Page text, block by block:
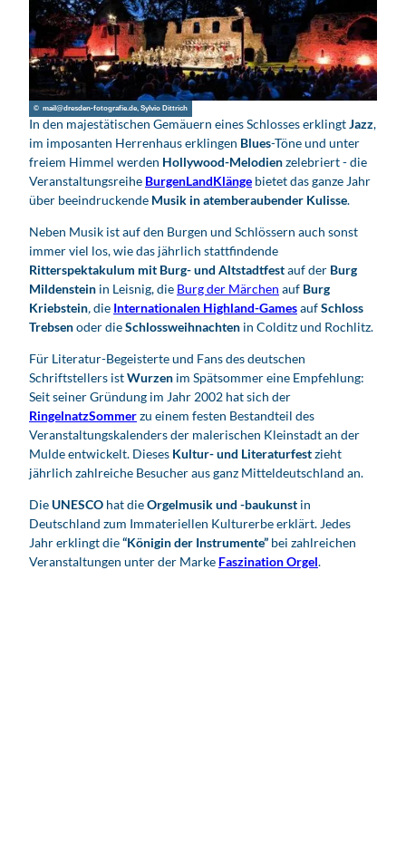
© mail@dresden-fotografie.de, Sylvio Dittrich
In den majestätischen Gemäuern eines Schlosses erklingtJazz,
im imposanten Herrenhaus erklingen Blues-Töne und unter
freiem Himmel werden Hollywood-Melodienzelebriert - die
Veranstaltungsreihe BurgenLandKlänge bietet das ganze Jahr
über beeindruckende Musik in atemberaubender Kulisse.
Neben Musik ist auf den Burgen und Schlössern auch sonst
immer viel los, wie das jährlich stattfindende
Ritterspektakulum mit Burg- und Altstadtfestauf der Burg
Mildenstein in Leisnig, die Burg der Märchen auf Burg
Kriebstein,die Internationalen Highland-GamesaufSchloss
Trebsenoder dieSchlossweihnachten in Colditz und Rochlitz.
Für Literatur-Begeisterte und Fans des deutschen
Schriftstellers istWurzen im Spätsommer eine Empfehlung:
Seit seiner Gründung im Jahr 2002 hat sich der
RingelnatzSommerzu einem festen Bestandteil des
Veranstaltungskalenders der malerischen Kleinstadt an der
Mulde entwickelt. Dieses Kultur- und Literaturfestzieht
jährlich zahlreiche Besucher aus ganz Mitteldeutschland an.
DieUNESCO hat dieOrgelmusik und -baukunst in
Deutschland zum Immateriellen Kulturerbe erklärt. Jedes
Jahr erklingt die“Königin der Instrumente” bei zahlreichen
Veranstaltungen unter der Marke Faszination Orgel.